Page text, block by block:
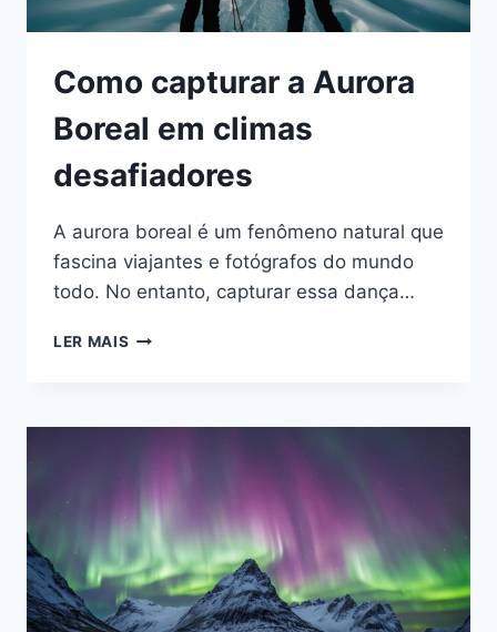
Como capturar a Aurora
Boreal em climas
desafiadores
A aurora boreal é um fenômeno natural que
fascina viajantes e fotógrafos do mundo
todo. No entanto, capturar essa dança…
LER MAIS COMO
BOREAL
DESAFIADORES